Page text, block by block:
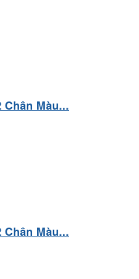
Chân Màu...
Chân Màu...